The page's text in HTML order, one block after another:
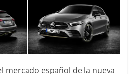
mercado español de la nueva